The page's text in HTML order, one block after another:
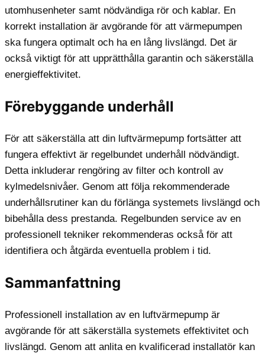
utomhusenheter samt nödvändiga rör och kablar. En
korrekt installation är avgörande för att värmepumpen
ska fungera optimalt och ha en lång livslängd. Det är
också viktigt för att upprätthålla garantin och säkerställa
energieffektivitet.
Förebyggande underhåll
För att säkerställa att din luftvärmepump fortsätter att
fungera effektivt är regelbundet underhåll nödvändigt.
Detta inkluderar rengöring av filter och kontroll av
kylmedelsnivåer. Genom att följa rekommenderade
underhållsrutiner kan du förlänga systemets livslängd och
bibehålla dess prestanda. Regelbunden service av en
professionell tekniker rekommenderas också för att
identifiera och åtgärda eventuella problem i tid.
Sammanfattning
Professionell installation av en luftvärmepump är
avgörande för att säkerställa systemets effektivitet och
livslängd. Genom att anlita en kvalificerad installatör kan